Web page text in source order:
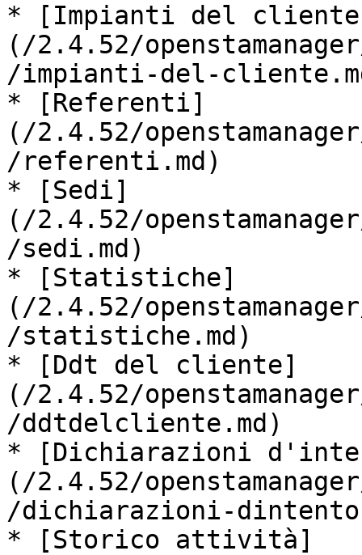
* [Impianti del
(/2.4.52/
/impianti-del-
* [Referenti]
(/2.4.52/
/referenti.md)
* [Sedi]
(/2.4.52/
/sedi.md)
* [Statistiche]
(/2.4.52/
/statistiche.md)
* [Ddt del cliente]
(/2.4.52/
/ddtdelcliente.md)
* [Dichiarazioni
(/2.4.52/
/dichiarazioni-
* [Storico attività]